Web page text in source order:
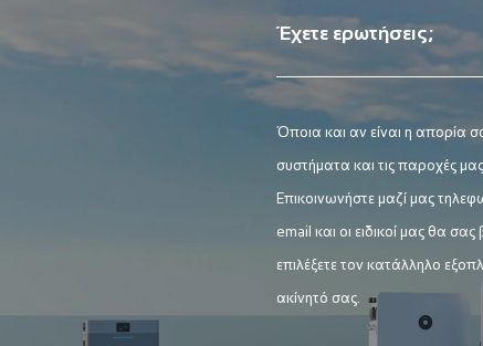
Έχετε ερωτήσεις;
Όποια και αν είναι η απορία
συστήματα και τις παροχές μας.
Επικοινωνήστε μαζί μας
email και οι ειδικοί μας θα
επιλέξετε τον κατάλληλο
ακίνητό σας.